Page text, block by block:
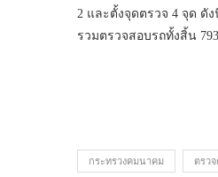
2 และตั้งจุดตรวจ 4 จุด ดั
รวมตรวจสอบรถทั้งสิ้น
กระทรวงคมนาคม ตรว